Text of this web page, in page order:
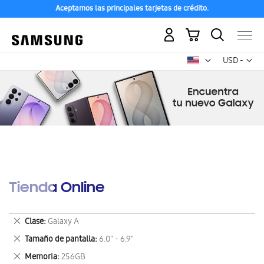
Aceptamos las principales tarjetas de crédito.
USD -
dólar
Mi carrito
Tienda Online
Clase Galaxy A
Eliminar
este
artículo
Tamaño de pantalla 6.0" - 6.9"
Eliminar
este
Memoria 256GB
Eliminar